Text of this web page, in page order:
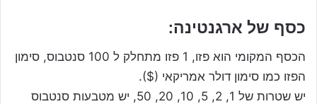
כסף של ארגנטינה:
הכסף המקומי הוא פזו, 1 פזו מתחלק ל 100 סנטבוס, סימון
הפזו כמו סימון דולר אמריקאי ($).
יש שטרות של 1, 2, 5, 10, 20, 50, יש מטבעות סנטבוס